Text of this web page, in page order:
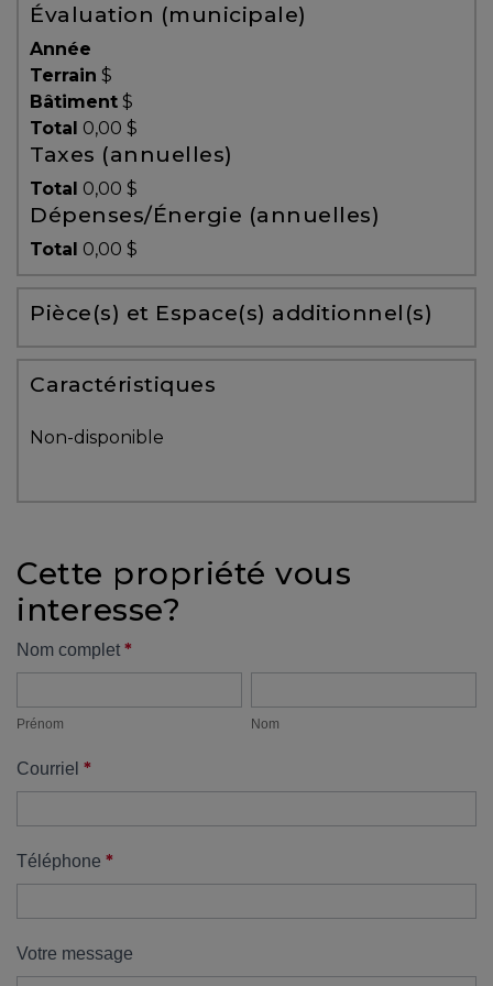
Témoignages
Blogue
ACHAT
Alerte
immobilière
Avec
un
courtier
vous
protégé!
outils
pour
financement
propriétaire
UNE
DÉCISION
!
de
démarrage
:
Évaluation (municipale)
Année
Terrain $
Bâtiment $
Total 0,00 $
Taxes (annuelles)
Total 0,00 $
Dépenses/Énergie (annuelles)
Total 0,00 $
Pièce(s) et Espace(s) additionnel(s)
Caractéristiques
Non-disponible
Cette propriété vous
interesse?
Formulaire
Nom complet *
Prénom Nom
Courriel *
Téléphone *
Votre message